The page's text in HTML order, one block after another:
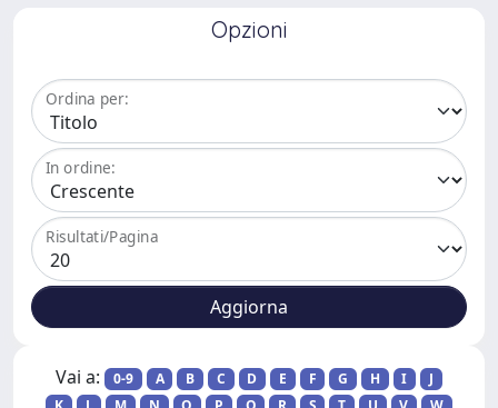
Opzioni
Ordina per:
In ordine:
Risultati/Pagina
Vai a: 0-9 A B C D E F G H I
J